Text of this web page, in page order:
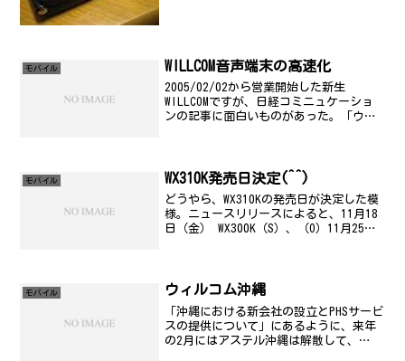
モバイル WILLCOM音声端末の高速化
2005/02/02から営業開始した新生
WILLCOMですが、日経コミニュケーショ
ンの記事に面白いものがあった。「ウィ
J...
モバイル WX310K発売日決定(^^)
どうやら、WX310Kの発売日が決定した模
様。ニュースリリースによると、11月18
日（金） WX300K（S）、（O）11月25日
モバイル ウィルコム沖縄
「沖縄における新会社の設立とPHSサービ
スの提供について」にあるように、来年
の2月にはアステル沖縄は解散して、